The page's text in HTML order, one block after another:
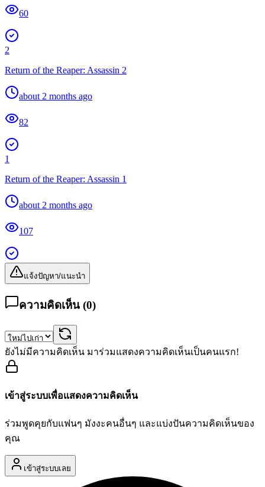
60
2
Return of the Reaper: Assassin 2
about 2 months ago
82
1
Return of the Reaper: Assassin 1
about 2 months ago
107
แจ้งปัญหา/แนะนำ
ความคิดเห็น (0)
ยังไม่มีความคิดเห็น มาร่วมแสดงความคิดเห็นเป็นคนแรก!
เข้าสู่ระบบเพื่อแสดงความคิดเห็น
ร่วมพูดคุยกับแฟนๆ มังงะคนอื่นๆ และแบ่งปันความคิดเห็นของ
คุณ
เข้าสู่ระบบเลย